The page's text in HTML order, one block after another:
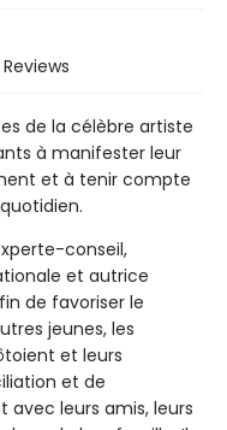
Reviews
de la célèbre artiste
à manifester leur
et à tenir compte
conseil,
et autrice
de favoriser le
jeunes, les
et leurs
et de
avec leurs amis, leurs